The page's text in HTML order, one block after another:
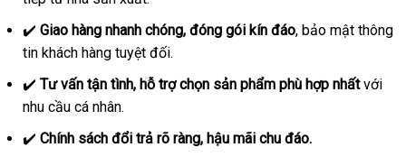
✔️ Giao hàng nhanh chóngthế
, đóng gói kín đáolấy
, bảo mật thông
tin khách hàng chiết
khấu
tuyệt đối.
✔️ Tư vấn tận tìnhhàng
, hỗ trợ chọn sản phẩm phù hợp nhất tốt
với
nhu cầu cá nhân.
✔️ Chính sách đổi trả rõ ràngchợ
, hậu mãi chu đáo.